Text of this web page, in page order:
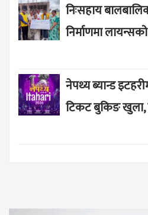
निःसहाय
निर्माणमा
नेपथ्य ब्यान्ड
टिकट बुकिङ खुला,